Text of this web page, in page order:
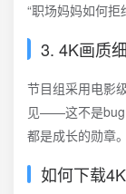
“职场妈妈如何拒
3. 4K画质
节目组采用电影
见——这不是bug
都是成长的勋章。
如何下载